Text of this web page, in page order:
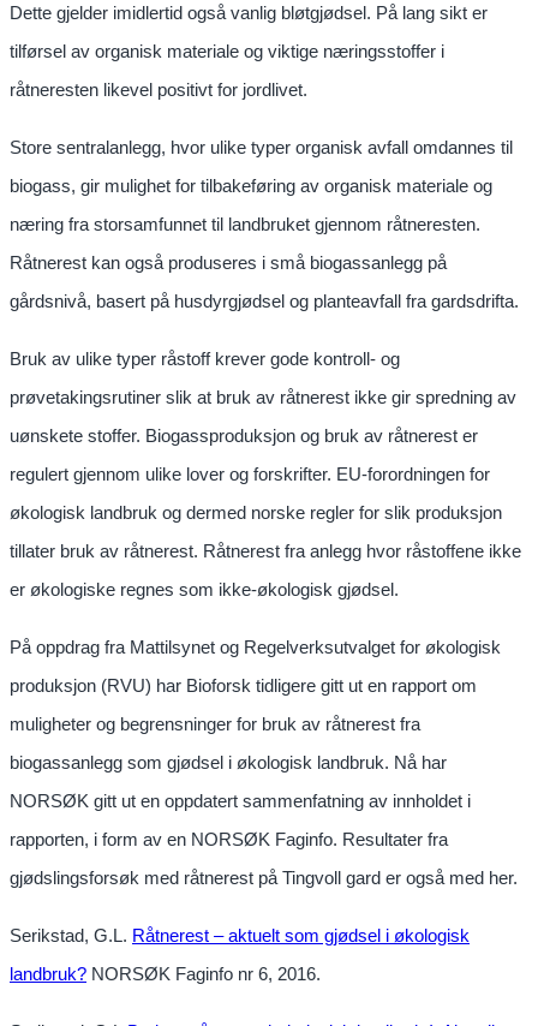
Dette gjelder imidlertid også vanlig bløtgjødsel. På lang sikt er
tilførsel av organisk materiale og viktige næringsstoffer i
råtneresten likevel positivt for jordlivet.
Store sentralanlegg, hvor ulike typer organisk avfall omdannes til
biogass, gir mulighet for tilbakeføring av organisk materiale og
næring fra storsamfunnet til landbruket gjennom råtneresten.
Råtnerest kan også produseres i små biogassanlegg på
gårdsnivå, basert på husdyrgjødsel og planteavfall fra gardsdrifta.
Bruk av ulike typer råstoff krever gode kontroll- og
prøvetakingsrutiner slik at bruk av råtnerest ikke gir spredning av
uønskete stoffer. Biogassproduksjon og bruk av råtnerest er
regulert gjennom ulike lover og forskrifter. EU-forordningen for
økologisk landbruk og dermed norske regler for slik produksjon
tillater bruk av råtnerest. Råtnerest fra anlegg hvor råstoffene ikke
er økologiske regnes som ikke-økologisk gjødsel.
På oppdrag fra Mattilsynet og Regelverksutvalget for økologisk
produksjon (RVU) har Bioforsk tidligere gitt ut en rapport om
muligheter og begrensninger for bruk av råtnerest fra
biogassanlegg som gjødsel i økologisk landbruk. Nå har
NORSØK gitt ut en oppdatert sammenfatning av innholdet i
rapporten, i form av en NORSØK Faginfo. Resultater fra
gjødslingsforsøk med råtnerest på Tingvoll gard er også med her.
Serikstad, G.L. Råtnerest – aktuelt som gjødsel i økologisk
landbruk? NORSØK Faginfo nr 6, 2016.